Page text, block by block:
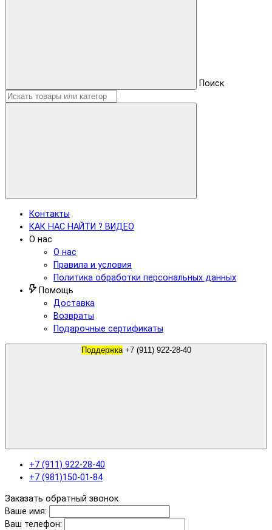
Поиск
Контакты
КАК НАС НАЙТИ ? ВИДЕО
О нас
О нас
Правила и условия
Политика обработки персональных данных
Помощь
Доставка
Возвраты
Подарочные сертификаты
Поддержка +7 (911) 922-28-40
+7 (911) 922-28-40
+7 (981)150-01-84
Заказать обратный звонок
Ваше имя:
Ваш телефон: